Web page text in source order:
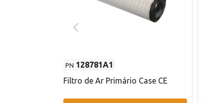
PN 128781A1
Filtro de Ar Primário Case CE